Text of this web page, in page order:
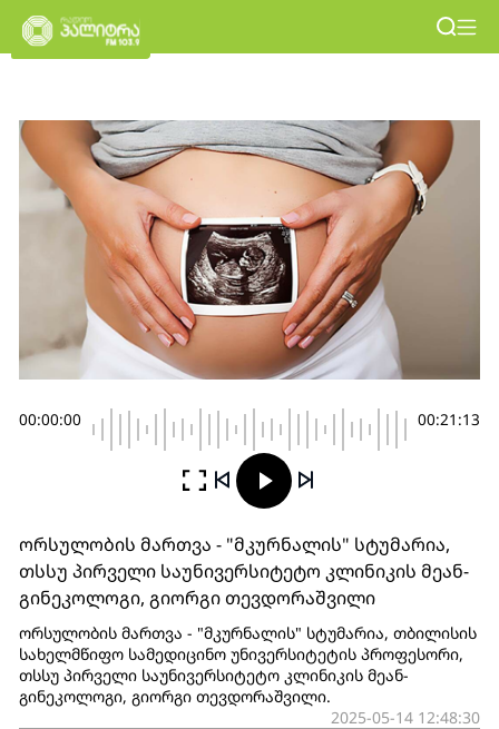
00:00:00 00:21:13
ორსულობის მართვა - "მკურნალის" სტუმარია,
თსსუ პირველი საუნივერსიტეტო კლინიკის მეან-
გინეკოლოგი, გიორგი თევდორაშვილი
ორსულობის მართვა - "მკურნალის" სტუმარია, თბილისის
სახელმწიფო სამედიცინო უნივერსიტეტის პროფესორი,
თსსუ პირველი საუნივერსიტეტო კლინიკის მეან-
გინეკოლოგი, გიორგი თევდორაშვილი.
2025-05-14 12:48:30